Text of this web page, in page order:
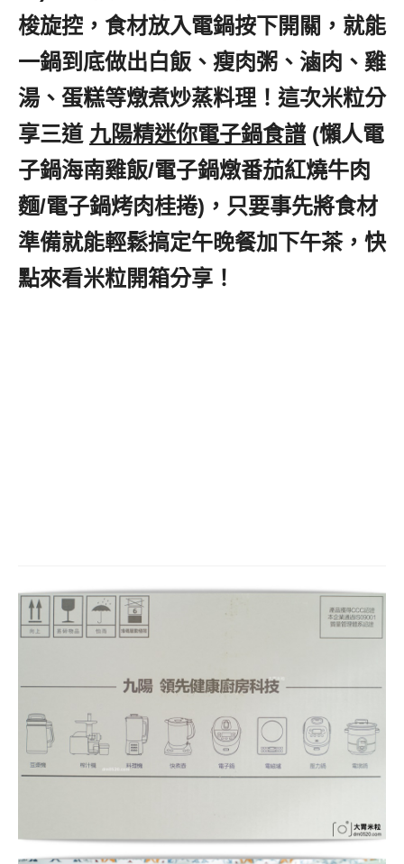
梭旋控，食材放入電鍋按下開關，就能
一鍋到底做出白飯、瘦肉粥、滷肉、雞
湯、蛋糕等燉煮炒蒸料理！這次米粒分
享三道 九陽精迷你電子鍋食譜 (懶人電
子鍋海南雞飯/電子鍋燉番茄紅燒牛肉
麵/電子鍋烤肉桂捲)，只要事先將食材
準備就能輕鬆搞定午晚餐加下午茶，快
點來看米粒開箱分享！